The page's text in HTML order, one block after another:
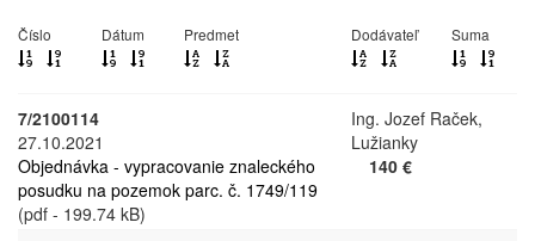
Číslo Dátum Predmet Dodávateľ Suma
7/2100114
27.10.2021
Objednávka - vypracovanie znaleckého
posudku na pozemok parc. č. 1749/119
(pdf - 199.74 kB)
Ing. Jozef Raček,
Lužianky
140 €